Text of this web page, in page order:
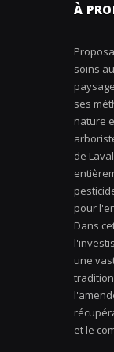
À
soins
ses
nature
de
pour
Dans
une
et le